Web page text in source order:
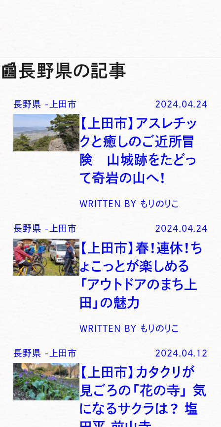
📰長野県の記事
長野県 - 上田市 2024.04.24
【上田市】アスレチッ
クと癒しのご近所冒
険 山城跡をたどっ
て奇岩の山へ！
WRITTEN BY もりのりこ
長野県 - 上田市 2024.04.24
【上田市】春！連休！ち
ょこっとが楽しめる
「アウトドアのまち上
田」の魅力
WRITTEN BY もりのりこ
長野県 - 上田市 2024.04.12
【上田市】カタクリが
見ごろの「花の寺」 気
になるサクラは？ 塩